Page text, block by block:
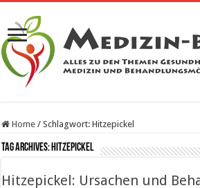
Home / Schlagwort:Hitzepickel
Tag Archives:Hitzepickel
Hitzepickel: Ursachen und